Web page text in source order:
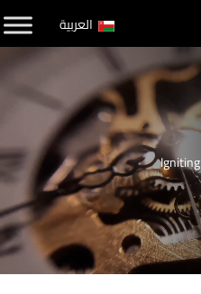
العربية